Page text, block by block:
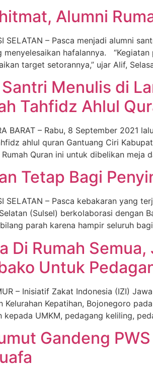
Alumni
SELATAN – Pasca menjadi alumni
menyelesaikan hafalannya.
target setorannya,” ujar Alif,
Menulis di
Tahfidz Ahlul
BARAT – Rabu, 8 September 2021
ahlul quran Gantuang Ciri
Quran ini untuk dibelikan meja
Tetap Bagi
SELATAN – Pasca kebakaran yang
(Sulsel) berkolaborasi dengan
parah karena hampir seluruh
Di Rumah
Untuk
– Inisiatif Zakat Indonesia (IZI)
Kelurahan Kepatihan, Bojonegoro
kepada UMKM, pedagang keliling,
Gandeng